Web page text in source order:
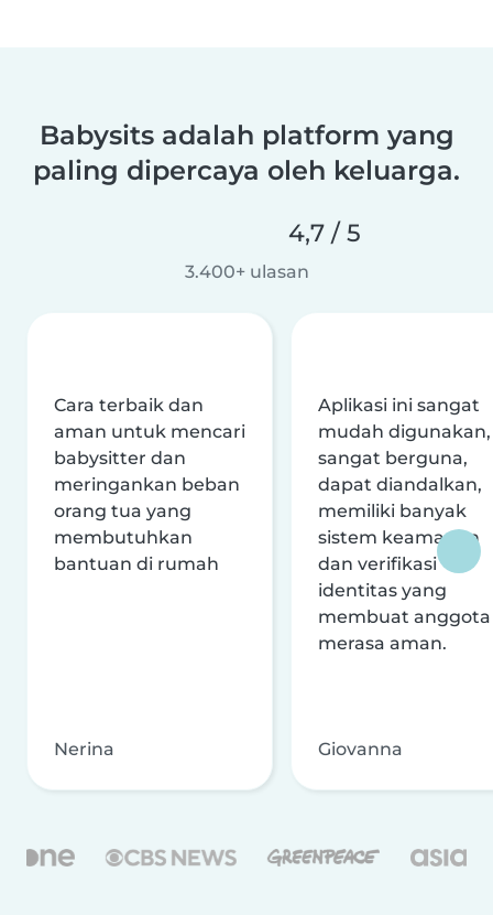
Babysits adalah platform yang
paling dipercaya oleh keluarga.
4,7 / 5
3.400+ ulasan
Cara terbaik dan
aman untuk mencari
babysitter dan
meringankan beban
orang tua yang
membutuhkan
bantuan di rumah
Nerina
Aplikasi ini sangat
mudah digunakan,
sangat berguna,
dapat diandalkan,
memiliki banyak
sistem keamanan
dan verifikasi
identitas yang
membuat anggota
merasa aman.
Giovanna